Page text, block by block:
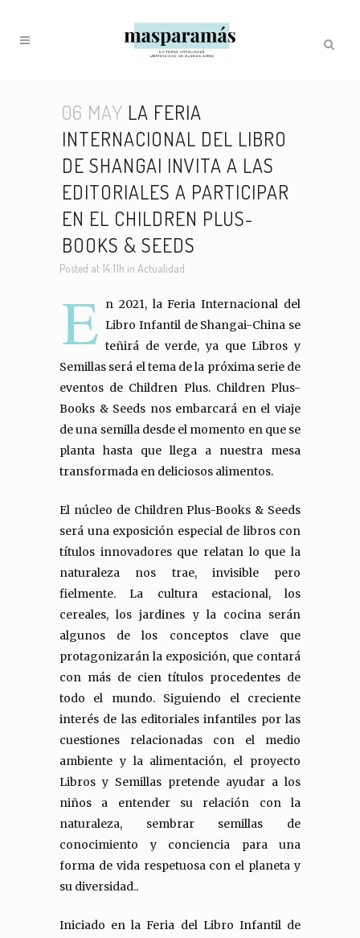
06 MAY LA FERIA
INTERNACIONAL DEL LIBRO
DE SHANGAI INVITA A LAS
EDITORIALES A PARTICIPAR
EN EL CHILDREN PLUS-
BOOKS & SEEDS
Posted at 14:11h in Actualidad
E n 2021, la Feria Internacional del
Libro Infantil de Shangai-China se
teñirá de verde, ya que Libros y
Semillas será el tema de la próxima serie de
eventos de Children Plus. Children Plus-
Books & Seeds nos embarcará en el viaje
de una semilla desde el momento en que se
planta hasta que llega a nuestra mesa
transformada en deliciosos alimentos.
El núcleo de Children Plus-Books & Seeds
será una exposición especial de libros con
títulos innovadores que relatan lo que la
naturaleza nos trae, invisible pero
fielmente. La cultura estacional, los
cereales, los jardines y la cocina serán
algunos de los conceptos clave que
protagonizarán la exposición, que contará
con más de cien títulos procedentes de
todo el mundo. Siguiendo el creciente
interés de las editoriales infantiles por las
cuestiones relacionadas con el medio
ambiente y la alimentación, el proyecto
Libros y Semillas pretende ayudar a los
niños a entender su relación con la
naturaleza, sembrar semillas de
conocimiento y conciencia para una
forma de vida respetuosa con el planeta y
su diversidad..
Iniciado en la Feria del Libro Infantil de